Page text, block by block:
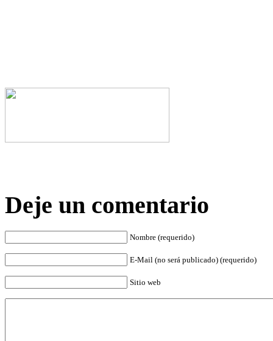
Deje un comentario
Nombre (requerido)
E-Mail (no será publicado) (requerido)
Sitio web